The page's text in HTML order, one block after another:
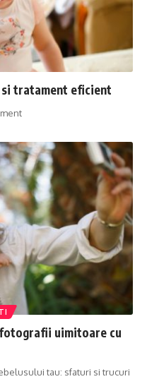
si tratament eficient
uimitoare cu
tau: sfaturi si trucuri